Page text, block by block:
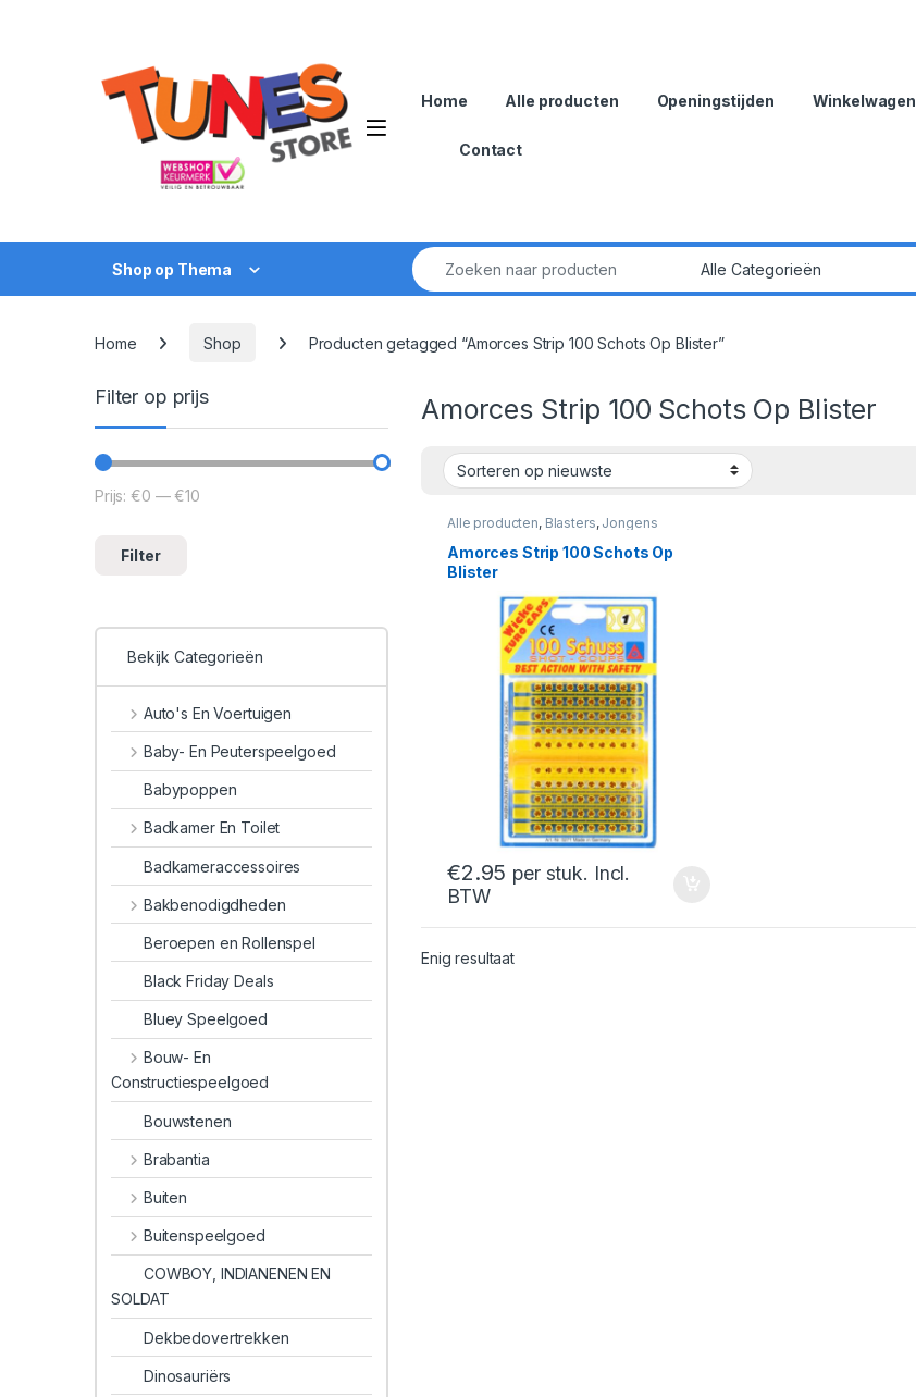
Open
Home Alle producten Openingstijden Winkelwagen
Contact
Shop op Thema
Zoek naar:
Home Shop Producten getagged “Amorces Strip 100 Schots Op Blister”
Amorces Strip 100 Schots Op Blister
Alle producten, Blasters, Jongens
Amorces Strip 100 Schots Op
Blister
€2.95 per stuk. Incl.
BTW
Enig resultaat
Filter op prijs
Min. prijs
Max. prijs
Filter
Prijs: €0 — €10
Bekijk Categorieën
Auto's En Voertuigen
Baby- En Peuterspeelgoed
Babypoppen
Badkamer En Toilet
Badkameraccessoires
Bakbenodigdheden
Beroepen en Rollenspel
Black Friday Deals
Bluey Speelgoed
Bouw- En
Constructiespeelgoed
Bouwstenen
Brabantia
Buiten
Buitenspeelgoed
COWBOY, INDIANENEN EN
SOLDAT
Dekbedovertrekken
Dinosauriërs